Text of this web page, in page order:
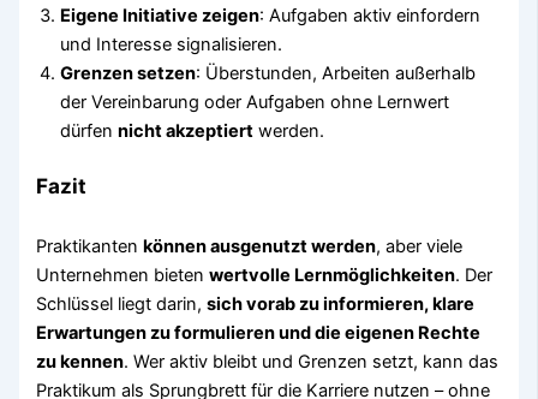
Eigene Initiative zeigen: Aufgaben aktiv einfordern
und Interesse signalisieren.
Grenzen setzen: Überstunden, Arbeiten außerhalb
der Vereinbarung oder Aufgaben ohne Lernwert
dürfennicht akzeptiert werden.
Fazit
Praktikantenkönnen ausgenutzt werden, aber viele
Unternehmen bietenwertvolle Lernmöglichkeiten. Der
Schlüssel liegt darin,sich vorab zu informieren, klare
Erwartungen zu formulieren und die eigenen Rechte
zu kennen. Wer aktiv bleibt und Grenzen setzt, kann das
Praktikum als Sprungbrett für die Karriere nutzen – ohne